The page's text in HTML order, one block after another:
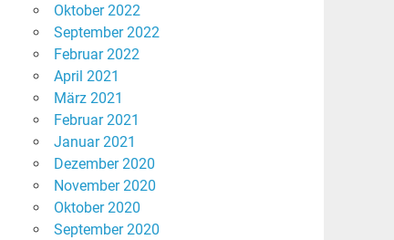
Oktober 2022
September 2022
Februar 2022
April 2021
März 2021
Februar 2021
Januar 2021
Dezember 2020
November 2020
Oktober 2020
September 2020